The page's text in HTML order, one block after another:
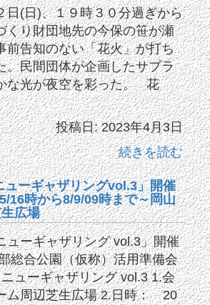
日(日)、１９時３０分過ぎから
くり財団地先の今保の笹が瀬
前告知のない「花火」が打ち
。民間団体が企画したサプラ
な光が夜空を彩った。 花
投稿日: 2023年4月3日
続きを読む
ューギャザリングvol.3」開催
16時から8/9/09時まで～岡山
広場
ーギャザリング vol.3」開催
総合公園（仮称）活用準備会
ューギャザリング vol.3 1.会
周辺芝生広場 2.日時： 20